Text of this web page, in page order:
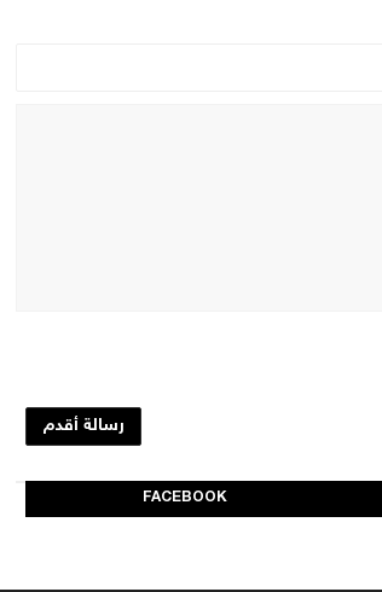
رسالة أقدم
FACEBOOK